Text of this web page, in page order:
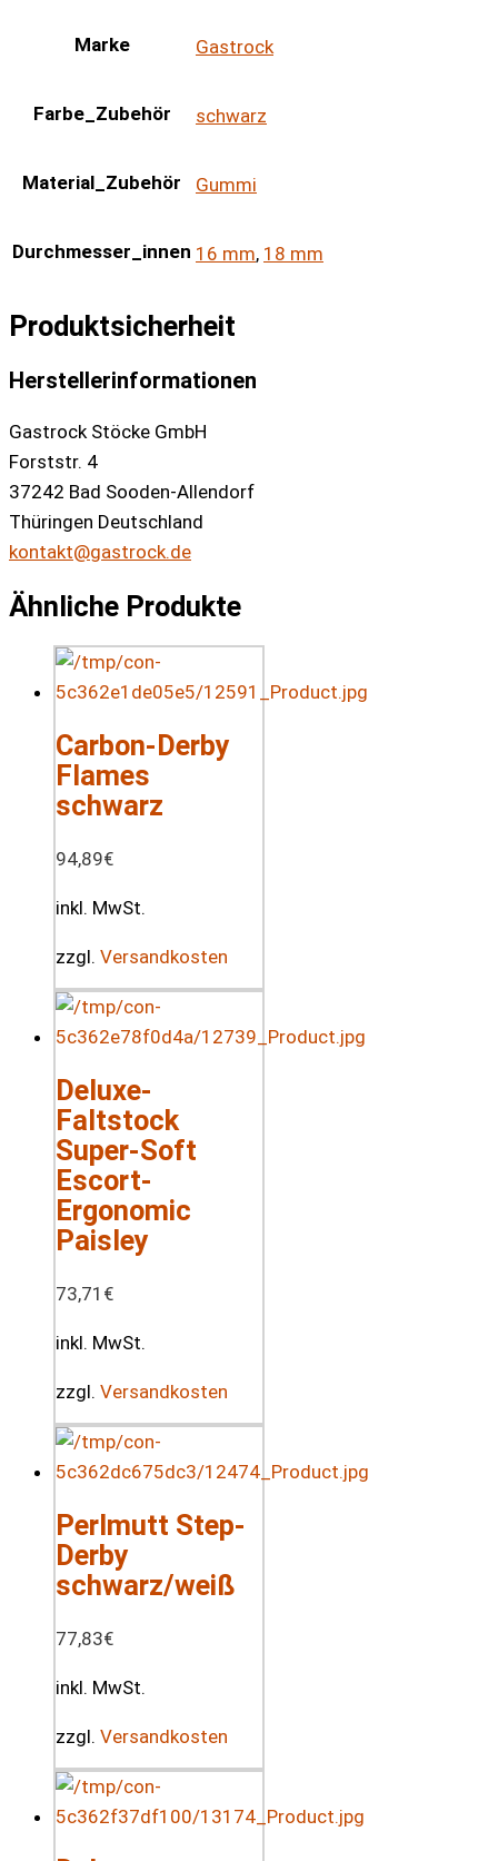
Marke Gastrock
Farbe_Zubehör schwarz
Material_Zubehör Gummi
Durchmesser_innen 16 mm, 18 mm
Produktsicherheit
Herstellerinformationen
Gastrock Stöcke GmbH
Forststr. 4
37242 Bad Sooden-Allendorf
Thüringen Deutschland
kontakt@gastrock.de
Ähnliche Produkte
Carbon-Derby
Flames
schwarz
94,89€
inkl. MwSt.
zzgl. Versandkosten
Deluxe-
Faltstock
Super-Soft
Escort-
Ergonomic
Paisley
73,71 €
inkl. MwSt.
zzgl. Versandkosten
Perlmutt Step-
Derby
schwarz/weiß
77,83€
inkl. MwSt.
zzgl. Versandkosten